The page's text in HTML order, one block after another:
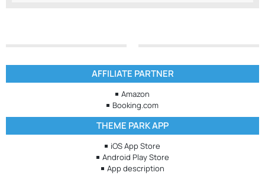
AFFILIATE PARTNER
Amazon
Booking.com
THEME PARK APP
iOS App Store
Android Play Store
App description